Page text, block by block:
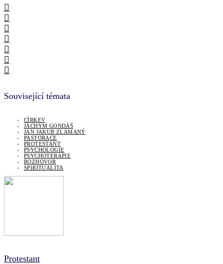
Související témata
CÍRKEV
JÁCHYM GONDÁŠ
JAN JAKUB ZLÁMANÝ
PASTORACE
PROTESTANT
PSYCHOLOGIE
PSYCHOTERAPIE
ROZHOVOR
SPIRITUALITA
Protestant